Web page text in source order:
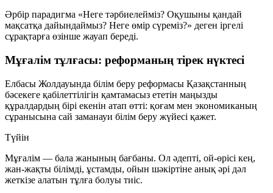
Әрбір парадигма «Неге тәрбиелейміз? Оқушыны қандай
мақсатқа дайындаймыз? Неге өмір сүреміз?» деген іргелі
сұрақтарға өзінше жауап береді.
Мұғалім тұлғасы: реформаның тірек нүктесі
Елбасы Жолдауында білім беру реформасы Қазақстанның
бәсекеге қабілеттілігін қамтамасыз ететін маңызды
құралдардың бірі екенін атап өтті: қоғам мен экономиканың
сұранысына сай заманауи білім беру жүйесі қажет.
Түйін
Мұғалім — бала жанының бағбаны. Ол әдепті, ой-өрісі кең,
жан-жақты білімді, ұстамды, ойын шәкіртіне анық әрі дәл
жеткізе алатын тұлға болуы тиіс.